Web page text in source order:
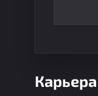
Карьера